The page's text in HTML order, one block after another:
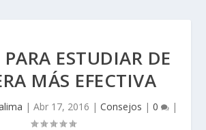
PARA ESTUDIAR DE
MÁS EFECTIVA
| Abr 17, 2016 | Consejos | 0 |